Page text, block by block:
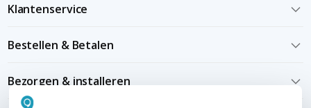
Klantenservice
Bestellen & Betalen
Bezorgen & installeren